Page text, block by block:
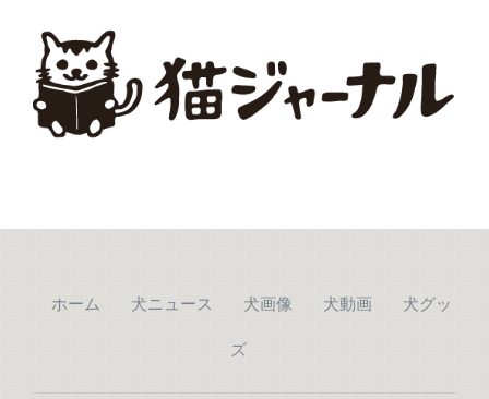
ホーム 犬ニュース 犬画像 犬動画 犬グッ
ズ